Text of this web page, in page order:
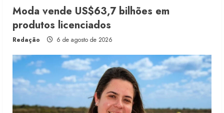
Moda vende US$63,7 bilhões em
produtos licenciados
Redação 6 de agosto de 2026